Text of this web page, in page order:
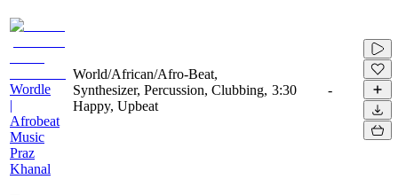
Wordle
|
Afrobeat
Music
Praz
Khanal
World/African/Afro-Beat,
Synthesizer, Percussion, Clubbing,
Happy, Upbeat
3:30 -